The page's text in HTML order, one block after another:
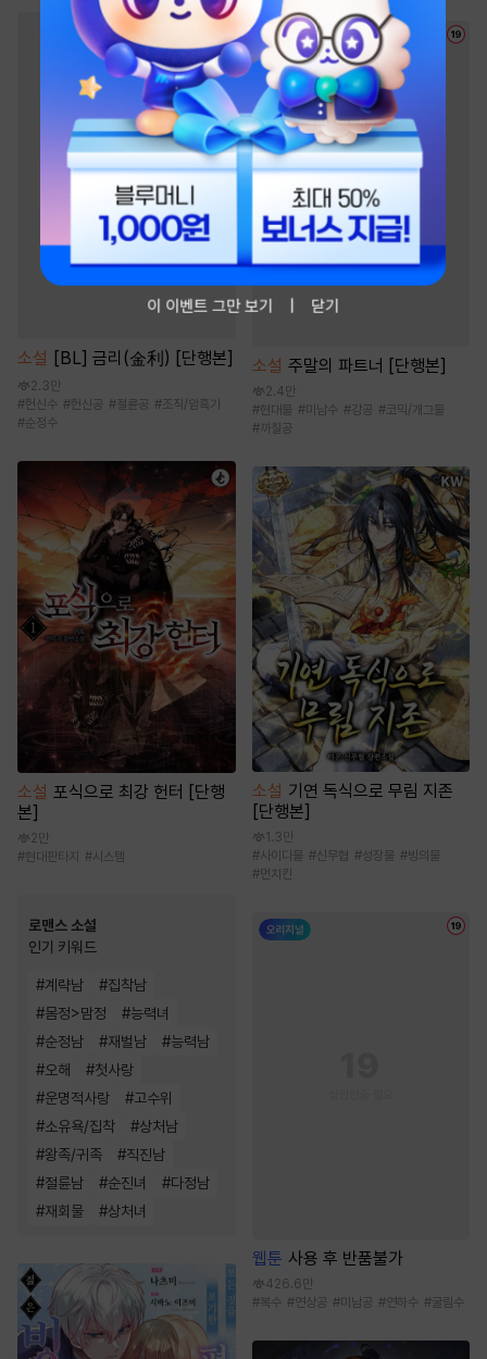
소설 [BL] 금리(金利) [단행본]
2.3만
#헌신수 #헌신공 #절륜공 #조직/암흑가
#순정수
소설 포식으로 최강 헌터 [단행
본]
2만
#현대판타지 #시스템
로맨스 소설
인기 키워드
#계략남 #집착남
#몸정>맘정 #능력녀
#순정남 #재벌남 #능력남
#오해 #첫사랑
#운명적사랑 #고수위
#소유욕/집착 #상처남
#왕족/귀족 #직진남
#절륜남 #순진녀 #다정남
#재회물 #상처녀
소설 주말의 파트너 [단행본]
2.4만
#현대물 #미남수 #강공 #코믹/개그물
#까칠공
소설 기연 독식으로 무림 지존
[단행본]
1.3만
#사이다물 #신무협 #성장물 #빙의물
#먼치킨
웹툰 사용 후 반품불가
426.6만
#복수 #연상공 #미남공 #연하수 #굴림수
이 이벤트 그만 보기 닫기